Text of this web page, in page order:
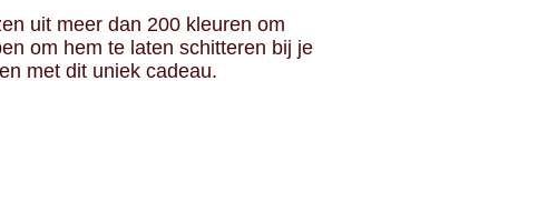
uit meer dan 200 kleuren om
om hem te laten schitteren bij je
met dit uniek cadeau.